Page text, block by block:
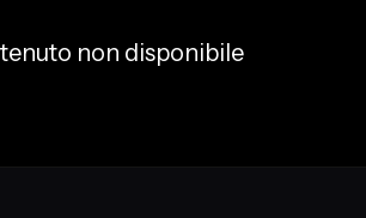
non disponibile